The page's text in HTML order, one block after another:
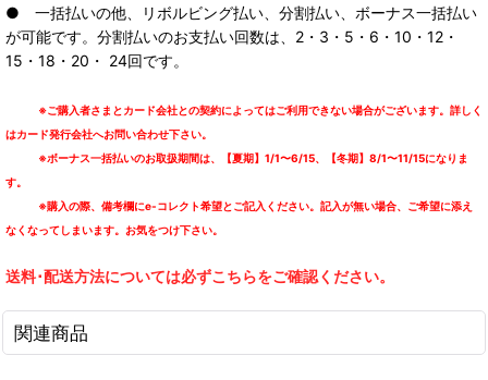
● 一括払いの他、リボルビング払い、分割払い、ボーナス一括払い
が可能です。分割払いのお支払い回数は、2・3・5・6・10・12・
15・18・20・ 24回です。
※ご購入者さまとカード会社との契約によってはご利用できない場合がございます。詳しく
はカード発行会社へお問い合わせ下さい。
※ボーナス一括払いのお取扱期間は、【夏期】1/1〜6/15、【冬期】8/1〜11/15になりま
す。
※購入の際、備考欄にe-コレクト希望とご記入ください。記入が無い場合、ご希望に添え
なくなってしまいます。お気をつけ下さい。
送料･配送方法については必ずこちらをご確認ください。
関連商品